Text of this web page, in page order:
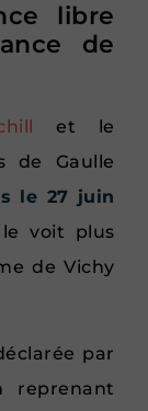
libre
de
et le
de Gaulle
le 27 juin
voit plus
de Vichy
par
reprenant